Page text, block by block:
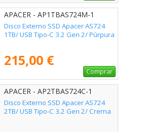
APACER - AP1TBAS724M-1
Disco Externo SSD Apacer AS724
1TB/ USB Tipo-C 3.2 Gen 2/ Púrpura
215,00 €
Comprar
APACER - AP2TBAS724C-1
Disco Externo SSD Apacer AS724
2TB/ USB Tipo-C 3.2 Gen 2/ Crema